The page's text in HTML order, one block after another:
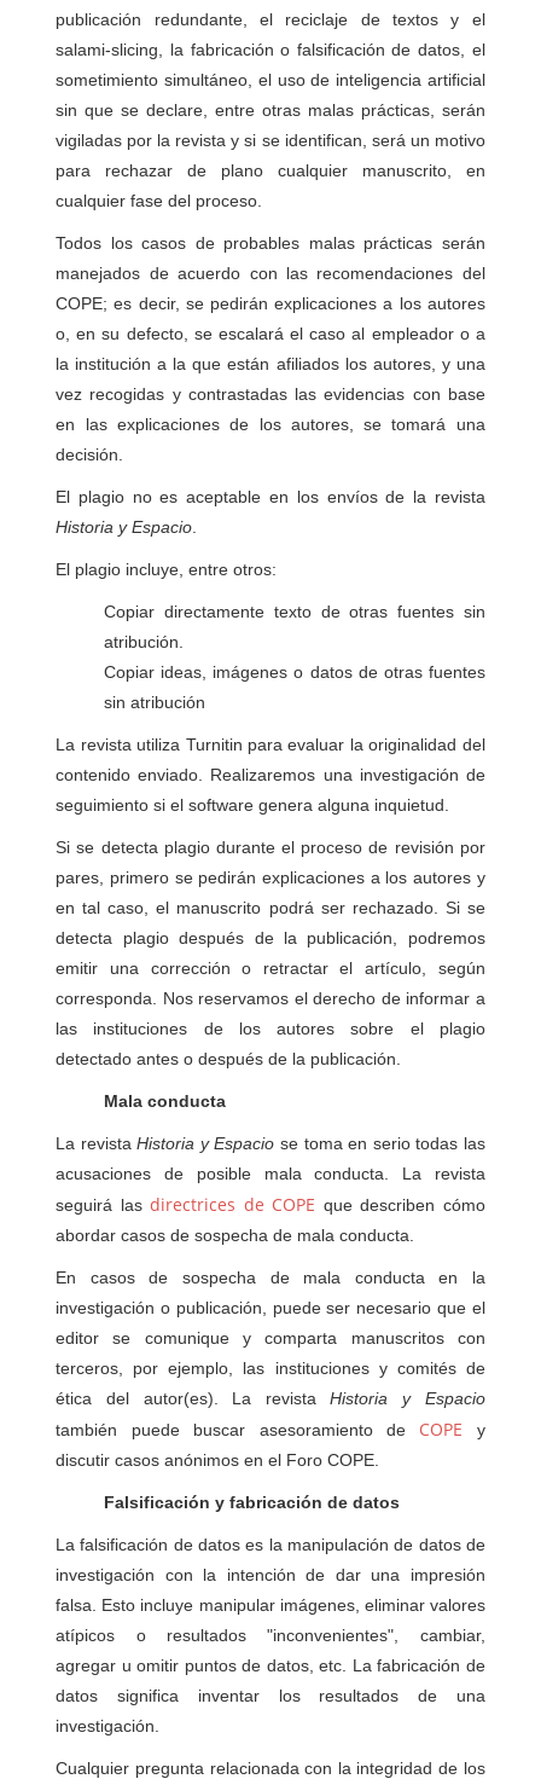
publicación redundante, el reciclaje de textos y el
salami-slicing, la fabricación o falsificación de datos, el
sometimiento simultáneo, el uso de inteligencia artificial
sin que se declare, entre otras malas prácticas, serán
vigiladas por la revista y si se identifican, será un motivo
para rechazar de plano cualquier manuscrito, en
cualquier fase del proceso.
Todos los casos de probables malas prácticas serán
manejados de acuerdo con las recomendaciones del
COPE; es decir, se pedirán explicaciones a los autores
o, en su defecto, se escalará el caso al empleador o a
la institución a la que están afiliados los autores, y una
vez recogidas y contrastadas las evidencias con base
en las explicaciones de los autores, se tomará una
decisión.
El plagio no es aceptable en los envíos de la revista
Historia y Espacio
El plagio incluye, entre otros:
Copiar directamente texto de otras fuentes sin
atribución.
Copiar ideas, imágenes o datos de otras fuentes
sin atribución
La revista utiliza Turnitin para evaluar la originalidad del
contenido enviado. Realizaremos una investigación de
seguimiento si el software genera alguna inquietud.
Si se detecta plagio durante el proceso de revisión por
pares, primero se pedirán explicaciones a los autores y
en tal caso, el manuscrito podrá ser rechazado. Si se
detecta plagio después de la publicación, podremos
emitir una corrección o retractar el artículo, según
corresponda. Nos reservamos el derecho de informar a
las instituciones de los autores sobre el plagio
detectado antes o después de la publicación.
Mala conducta
La revistaHistoria y Espacio se toma en serio todas las
acusaciones de posible mala conducta. La revista
seguirá lasdirectrices de COPE que describen cómo
abordar casos de sospecha de mala conducta.
En casos de sospecha de mala conducta en la
investigación o publicación, puede ser necesario que el
editor se comunique y comparta manuscritos con
terceros, por ejemplo, las instituciones y comités de
ética del autor(es). La revistaHistoria y Espacio
también puede buscar asesoramiento de COPE
y
discutir casos anónimos en el Foro COPE.
Falsificación y fabricación de datos
La falsificación de datos es la manipulación de datos de
investigación con la intención de dar una impresión
falsa. Esto incluye manipular imágenes, eliminar valores
atípicos o resultados "inconvenientes", cambiar,
agregar u omitir puntos de datos, etc. La fabricación de
datos significa inventar los resultados de una
investigación.
Cualquier pregunta relacionada con la integridad de los